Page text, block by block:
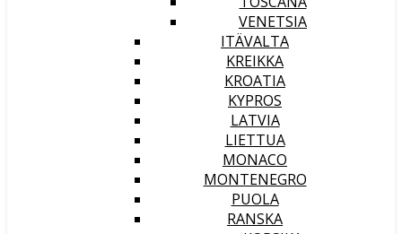
VENETSIA
ITÄVALTA
KREIKKA
KROATIA
KYPROS
LATVIA
LIETTUA
MONACO
MONTENEGRO
PUOLA
RANSKA